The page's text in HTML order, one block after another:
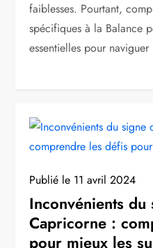
faiblesses. Pourtant,
spécifiques à la Balance
essentielles pour
Publié le 11 avril 2024
Inconvénients du
Capricorne :
pour mieux les